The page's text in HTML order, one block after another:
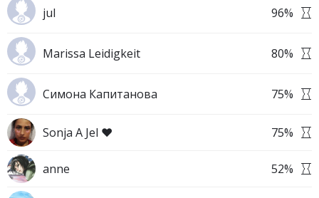
jul 96%
Marissa Leidigkeit 80%
Симона Капитанова 75%
Sonja A Jel ❤️ 75%
anne 52%